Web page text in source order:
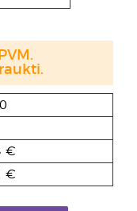
€
€